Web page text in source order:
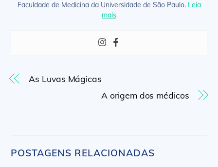
Faculdade de Medicina da Universidade de São Paulo. Leia
mais
As Luvas Mágicas
A origem dos médicos
POSTAGENS RELACIONADAS